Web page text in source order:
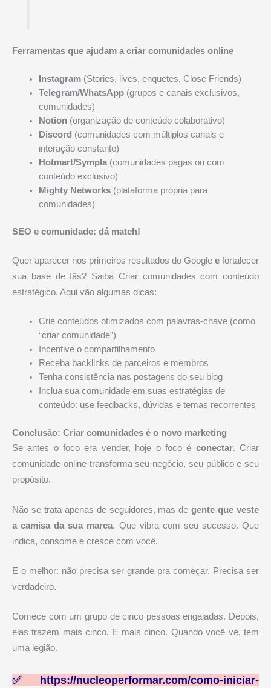
Ferramentas que ajudam a criar comunidades online
Instagram(Stories, lives, enquetes, Close Friends)
Telegram/WhatsApp(grupos e canais exclusivos,
comunidades)
Notion(organização de conteúdo colaborativo)
Discord (comunidades com múltiplos canais e
interação constante)
Hotmart/Sympla(comunidades pagas ou com
conteúdo exclusivo)
Mighty Networks(plataforma própria para
comunidades)
SEO e comunidade: dá match!
Quer aparecer nos primeiros resultados do Google e fortalecer
sua base de fãs? Saiba Criar comunidades com conteúdo
estratégico. Aqui vão algumas dicas:
Crie conteúdos otimizados com palavras-chave (como
“criar comunidade”)
Incentive o compartilhamento
Receba backlinks de parceiros e membros
Tenha consistência nas postagens do seu blog
Inclua sua comunidade em suas estratégias de
conteúdo: use feedbacks, dúvidas e temas recorrentes
Conclusão: Criar comunidades é o novo marketing
Se antes o foco era vender, hoje o foco é conectar. Criar
comunidade online transforma seu negócio, seu público e seu
propósito.
Não se trata apenas de seguidores, mas degente que veste
a camisa da sua marca. Que vibra com seu sucesso. Que
indica, consome e cresce com você.
E o melhor: não precisa ser grande pra começar. Precisa ser
verdadeiro.
Comece com um grupo de cinco pessoas engajadas. Depois,
elas trazem mais cinco. E mais cinco. Quando você vê, tem
uma legião.
✅ https://nucleoperformar.com/como-iniciar-